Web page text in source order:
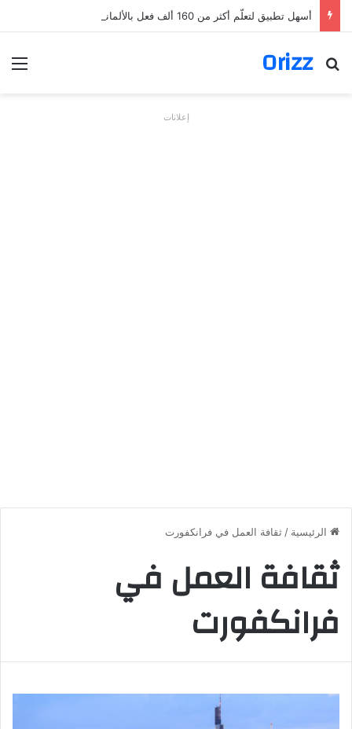
أسهل تطبيق لتعلّم أكثر من 160 ألف فعل بالألمانية
Orizz
بحث عن
إعلانات
الرئيسية / ثقافة العمل في فرانكفورت
ثقافة العمل في
فرانكفورت